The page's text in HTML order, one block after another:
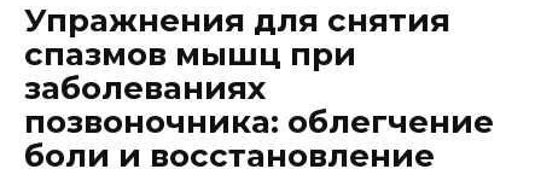
Упражнения для снятия
спазмов мышц при
заболеваниях
позвоночника: облегчение
боли и восстановление